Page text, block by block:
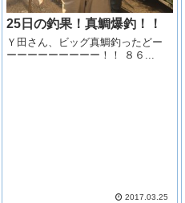
25日の釣果！真鯛爆釣！！
Ｙ田さん、ビッグ真鯛釣ったどー
ーーーーーーーーー！！ ８６...
2017.03.25